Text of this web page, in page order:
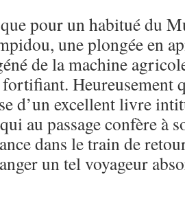
pour un habitué du
une plongée en
de la machine
Heureusement
d’un excellent livre
au passage confère à
dans le train de
un tel voyageur